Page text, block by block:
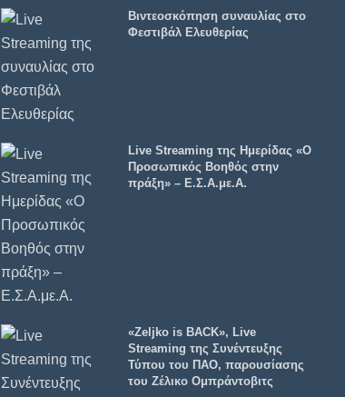
Βιντεοσκόπηση συναυλίας στο
Φεστιβάλ Ελευθερίας
Live Streaming της Ημερίδας «Ο
Προσωπικός Βοηθός στην
πράξη» – Ε.Σ.Α.με.Α.
«Zeljko is BACK», Live
Streaming της Συνέντευξης
Τύπου του ΠΑΟ, παρουσίασης
του Ζέλικο Ομπράντοβιτς